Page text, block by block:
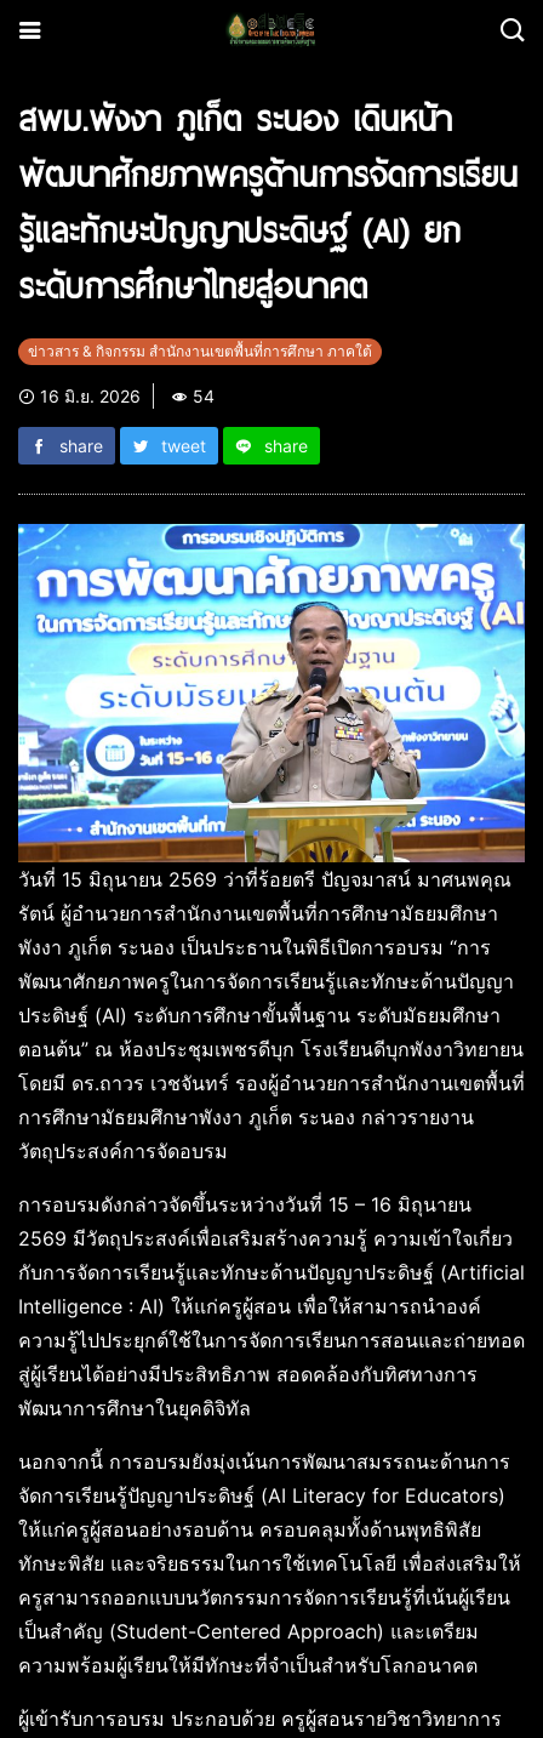
สพม.พังงา ภูเก็ต ระนอง เดินหน้า
พัฒนาศักยภาพครูด้านการจัดการเรียน
รู้และทักษะปัญญาประดิษฐ์ (AI) ยก
ระดับการศึกษาไทยสู่อนาคต
ข่าวสาร & กิจกรรม สำนักงานเขตพื้นที่การศึกษา ภาคใต้
16 มิ.ย. 2026 54
share tweet share
วันที่ 15 มิถุนายน 2569 ว่าที่ร้อยตรี ปัญจมาสน์ มาศนพคุณ
รัตน์ ผู้อำนวยการสำนักงานเขตพื้นที่การศึกษามัธยมศึกษา
พังงา ภูเก็ต ระนอง เป็นประธานในพิธีเปิดการอบรม “การ
พัฒนาศักยภาพครูในการจัดการเรียนรู้และทักษะด้านปัญญา
ประดิษฐ์ (AI) ระดับการศึกษาขั้นพื้นฐาน ระดับมัธยมศึกษา
ตอนต้น” ณ ห้องประชุมเพชรดีบุก โรงเรียนดีบุกพังงาวิทยายน
โดยมี ดร.ถาวร เวชจันทร์ รองผู้อำนวยการสำนักงานเขตพื้นที่
การศึกษามัธยมศึกษาพังงา ภูเก็ต ระนอง กล่าวรายงาน
วัตถุประสงค์การจัดอบรม
การอบรมดังกล่าวจัดขึ้นระหว่างวันที่ 15 – 16 มิถุนายน
2569 มีวัตถุประสงค์เพื่อเสริมสร้างความรู้ ความเข้าใจเกี่ยว
กับการจัดการเรียนรู้และทักษะด้านปัญญาประดิษฐ์ (Artificial
Intelligence : AI) ให้แก่ครูผู้สอน เพื่อให้สามารถนำองค์
ความรู้ไปประยุกต์ใช้ในการจัดการเรียนการสอนและถ่ายทอด
สู่ผู้เรียนได้อย่างมีประสิทธิภาพ สอดคล้องกับทิศทางการ
พัฒนาการศึกษาในยุคดิจิทัล
นอกจากนี้ การอบรมยังมุ่งเน้นการพัฒนาสมรรถนะด้านการ
จัดการเรียนรู้ปัญญาประดิษฐ์ (AI Literacy for Educators)
ให้แก่ครูผู้สอนอย่างรอบด้าน ครอบคลุมทั้งด้านพุทธิพิสัย
ทักษะพิสัย และจริยธรรมในการใช้เทคโนโลยี เพื่อส่งเสริมให้
ครูสามารถออกแบบนวัตกรรมการจัดการเรียนรู้ที่เน้นผู้เรียน
เป็นสำคัญ (Student-Centered Approach) และเตรียม
ความพร้อมผู้เรียนให้มีทักษะที่จำเป็นสำหรับโลกอนาคต
ผู้เข้ารับการอบรม ประกอบด้วย ครูผู้สอนรายวิชาวิทยาการ